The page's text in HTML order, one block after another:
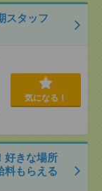
スタッフ
気になる！
好きな場所
料もらえる